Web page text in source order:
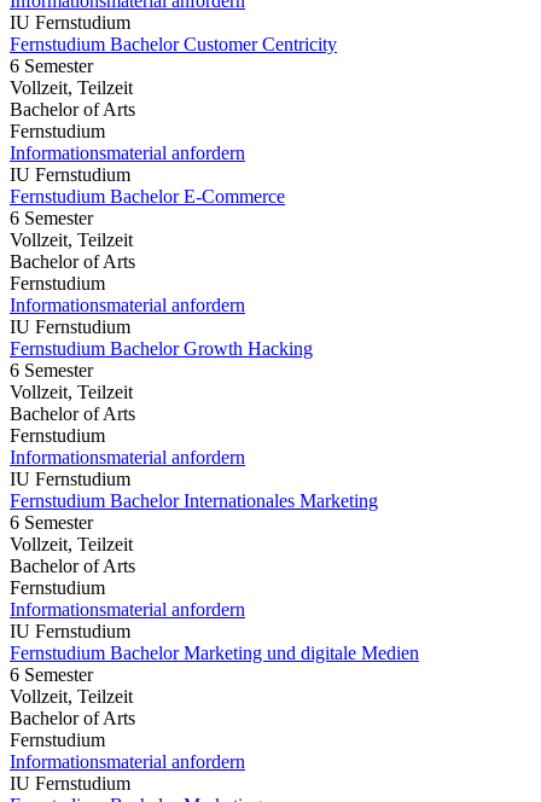
IU Fernstudium
Fernstudium Bachelor Customer Centricity
6 Semester
Vollzeit, Teilzeit
Bachelor of Arts
Fernstudium
Informationsmaterial anfordern
IU Fernstudium
Fernstudium Bachelor E-Commerce
6 Semester
Vollzeit, Teilzeit
Bachelor of Arts
Fernstudium
Informationsmaterial anfordern
IU Fernstudium
Fernstudium Bachelor Growth Hacking
6 Semester
Vollzeit, Teilzeit
Bachelor of Arts
Fernstudium
Informationsmaterial anfordern
IU Fernstudium
Fernstudium Bachelor Internationales Marketing
6 Semester
Vollzeit, Teilzeit
Bachelor of Arts
Fernstudium
Informationsmaterial anfordern
IU Fernstudium
Fernstudium Bachelor Marketing und digitale Medien
6 Semester
Vollzeit, Teilzeit
Bachelor of Arts
Fernstudium
Informationsmaterial anfordern
IU Fernstudium